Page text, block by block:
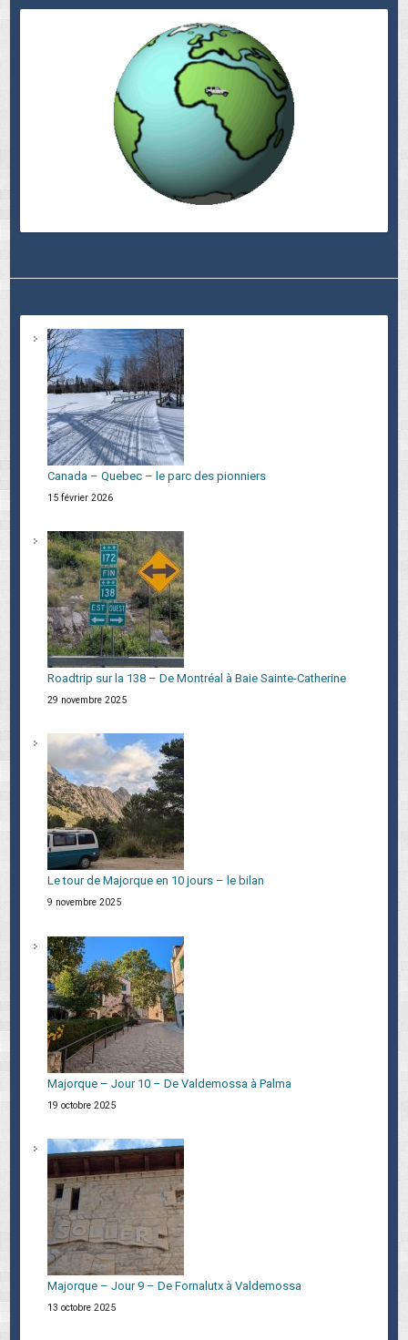
Canada – Quebec – le parc des pionniers
15 février 2026
Roadtrip sur la 138 – De Montréal à Baie Sainte-Catherine
29 novembre 2025
Le tour de Majorque en 10 jours – le bilan
9 novembre 2025
Majorque – Jour 10 – De Valdemossa à Palma
19 octobre 2025
Majorque – Jour 9 – De Fornalutx à Valdemossa
13 octobre 2025